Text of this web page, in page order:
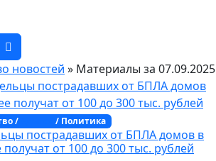
новостей » Материалы за 07.09.2025
/ / Политика
пострадавших от БПЛА домов в
от 100 до 300 тыс. рублей